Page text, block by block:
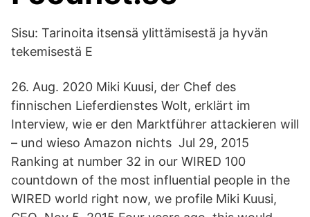
Sisu: Tarinoita itsensä ylittämisestä ja hyvän
tekemisestä E
26. Aug. 2020 Miki Kuusi, der Chef des
finnischen Lieferdienstes Wolt, erklärt im
Interview, wie er den Marktführer attackieren will
– und wieso Amazon nichts Jul 29, 2015
Ranking at number 32 in our WIRED 100
countdown of the most influential people in the
WIRED world right now, we profile Miki Kuusi,